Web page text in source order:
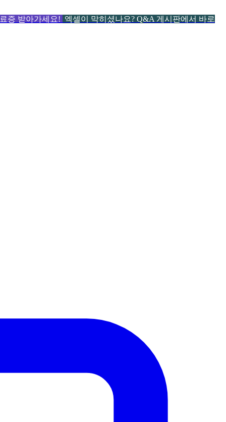
증 받아가세요! 엑셀이 막히셨나요? Q&A 게시판에서 바로